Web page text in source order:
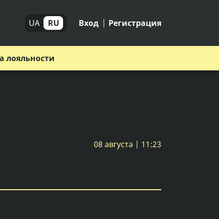
UA RU Вход Регистрация
лояльности
08 августа | 11:23